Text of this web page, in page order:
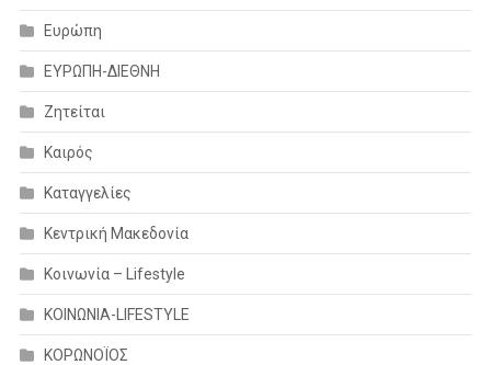
Ευρώπη
ΕΥΡΩΠΗ-ΔΙΕΘΝΗ
Ζητείται
Καιρός
Καταγγελίες
Κεντρική Μακεδονία
Κοινωνία – Lifestyle
ΚΟΙΝΩΝΙΑ-LIFESTYLE
ΚΟΡΩΝΟΪΟΣ